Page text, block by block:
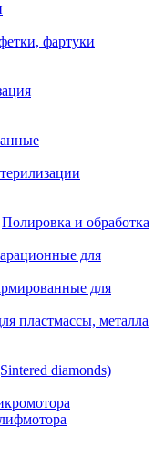
фартуки
Полировка и обработка
для
для
пластмассы, металла
diamonds)